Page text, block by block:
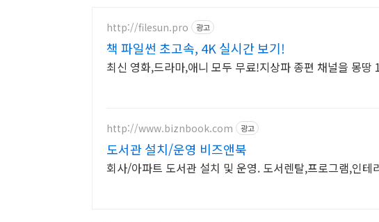
http://filesun.pro 광고
책 파일썬 초고속, 4K 실시간 보기!
최신 영화,드라마,애니 모두 무료!지상파 종편 채널을 몽땅
http://www.biznbook.com 광고
도서관 설치/운영 비즈앤북
회사/아파트 도서관 설치 및 운영. 도서렌탈,프로그램,인테